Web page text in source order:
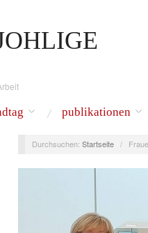
publikationen
Durchsuchen: Startseite /